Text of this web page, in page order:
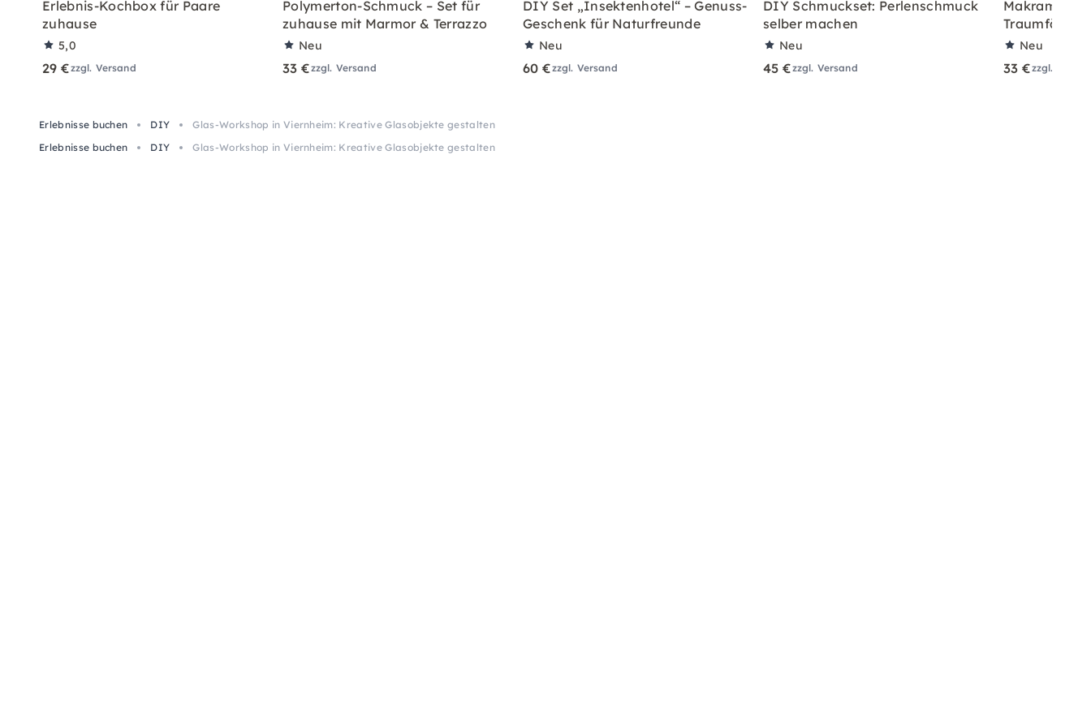
Erlebnis-Kochbox für Paare
zuhause
5,0
29 €zzgl. Versand
Polymerton-Schmuck – Set für
zuhause mit Marmor & Terrazzo
Neu
33 €zzgl. Versand
DIY Set „Insektenhotel“ – Genuss-
Geschenk für Naturfreunde
Neu
60 €zzgl. Versand
DIY Schmuckset: Perlenschmuck
selber machen
Neu
45 €zzgl. Versand
Makramee
Neu
33 €zzgl.
Erlebnisse buchen DIY
Glas-Workshop in Viernheim: Kreative Glasobjekte gestalten
Erlebnisse buchen
DIY Glas-Workshop in Viernheim: Kreative Glasobjekte gestalten